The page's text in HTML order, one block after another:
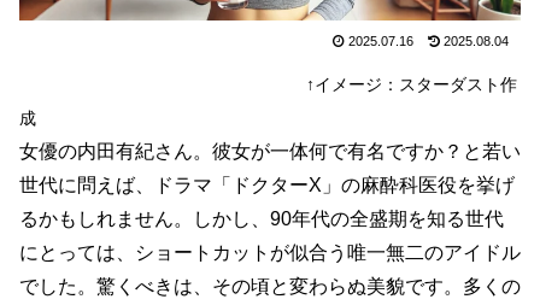
2025.07.16 2025.08.04
↑イメージ：スターダスト作
成
女優の内田有紀さん。彼女が一体何で有名ですか？と若い
世代に問えば、ドラマ「ドクターX」の麻酔科医役を挙げ
るかもしれません。しかし、90年代の全盛期を知る世代
にとっては、ショートカットが似合う唯一無二のアイドル
でした。驚くべきは、その頃と変わらぬ美貌です。多くの